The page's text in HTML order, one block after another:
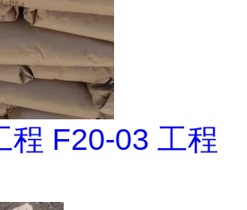
程 F20-03 工程